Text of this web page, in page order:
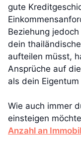
gute
Beziehung
dein
aufteilen müsst,
Ansprüche auf
als dein
Wie auch immer
einsteigen
Anzahl an